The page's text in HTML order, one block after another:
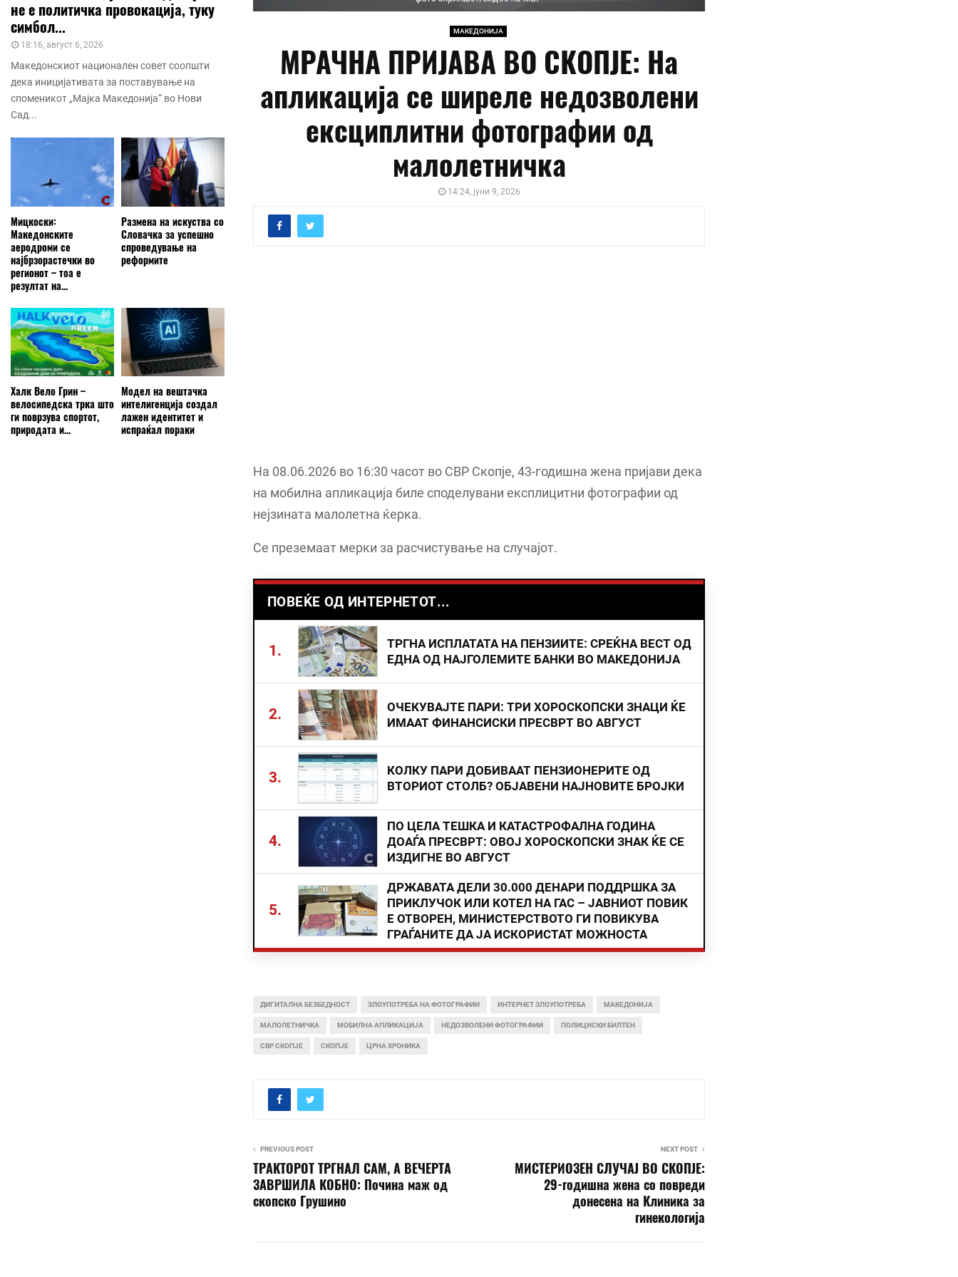
МАКЕДОНИЈА
МРАЧНА ПРИЈАВА ВО СКОПЈЕ: На
апликација се ширеле недозволени
ексциплитни фотографии од
малолетничка
14:24, јуни 9, 2026
На 08.06.2026 во 16:30 часот во СВР Скопје, 43-годишна жена пријави дека
на мобилна апликација биле споделувани експлицитни фотографии од
нејзината малолетна ќерка.
Се преземаат мерки за расчистување на случајот.
ПОВЕЌЕ ОД ИНТЕРНЕТОТ...
1.
ТРГНА ИСПЛАТАТА НА ПЕНЗИИТЕ: СРЕЌНА ВЕСТ ОД
ЕДНА ОД НАЈГОЛЕМИТЕ БАНКИ ВО МАКЕДОНИЈА
2.
ОЧЕКУВАЈТЕ ПАРИ: ТРИ ХОРОСКОПСКИ ЗНАЦИ ЌЕ
ИМААТ ФИНАНСИСКИ ПРЕСВРТ ВО АВГУСТ
3.
КОЛКУ ПАРИ ДОБИВААТ ПЕНЗИОНЕРИТЕ ОД
ВТОРИОТ СТОЛБ? ОБЈАВЕНИ НАЈНОВИТЕ БРОЈКИ
4.
ПО ЦЕЛА ТЕШКА И КАТАСТРОФАЛНА ГОДИНА
ДОАЃА ПРЕСВРТ: ОВОЈ ХОРОСКОПСКИ ЗНАК ЌЕ СЕ
ИЗДИГНЕ ВО АВГУСТ
5.
ДРЖАВАТА ДЕЛИ 30.000 ДЕНАРИ ПОДДРШКА ЗА
ПРИКЛУЧОК ИЛИ КОТЕЛ НА ГАС – ЈАВНИОТ ПОВИК
Е ОТВОРЕН, МИНИСТЕРСТВОТО ГИ ПОВИКУВА
ГРАЃАНИТЕ ДА ЈА ИСКОРИСТАТ МОЖНОСТА
ДИГИТАЛНА БЕЗБЕДНОСТ ЗЛОУПОТРЕБА НА ФОТОГРАФИИ ИНТЕРНЕТ ЗЛОУПОТРЕБА МАКЕДОНИЈА
МАЛОЛЕТНИЧКА МОБИЛНА АПЛИКАЦИЈА НЕДОЗВОЛЕНИ ФОТОГРАФИИ ПОЛИЦИСКИ БИЛТЕН
СВР СКОПЈЕ СКОПЈЕ ЦРНА ХРОНИКА
PREVIOUS POST
ТРАКТОРОТ ТРГНАЛ САМ, А ВЕЧЕРТА
ЗАВРШИЛА КОБНО: Почина маж од
скопско Грушино
NEXT POST
МИСТЕРИОЗЕН СЛУЧАЈ ВО СКОПЈЕ:
29-годишна жена со повреди
донесена на Клиника за
гинекологија
не е политичка провокација, туку
симбол...
18:16, август 6, 2026
Македонскиот национален совет соопшти
дека иницијативата за поставување на
споменикот „Мајка Македонија“ во Нови
Сад...
Мицкоски:
Македонските
аеродроми се
најбрзорастечки во
регионот – тоа е
резултат на...
Размена на искуства со
Словачка за успешно
спроведување на
реформите
Халк Вело Грин –
велосипедска трка што
ги поврзува спортот,
природата и...
Модел на вештачка
интелигенција создал
лажен идентитет и
испраќал пораки